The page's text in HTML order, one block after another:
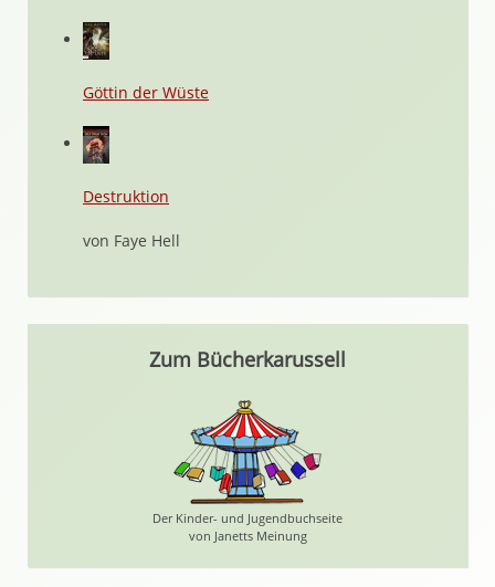
Göttin der Wüste
Destruktion
von Faye Hell
Zum Bücherkarussell
Der Kinder- und Jugendbuchseite
von Janetts Meinung